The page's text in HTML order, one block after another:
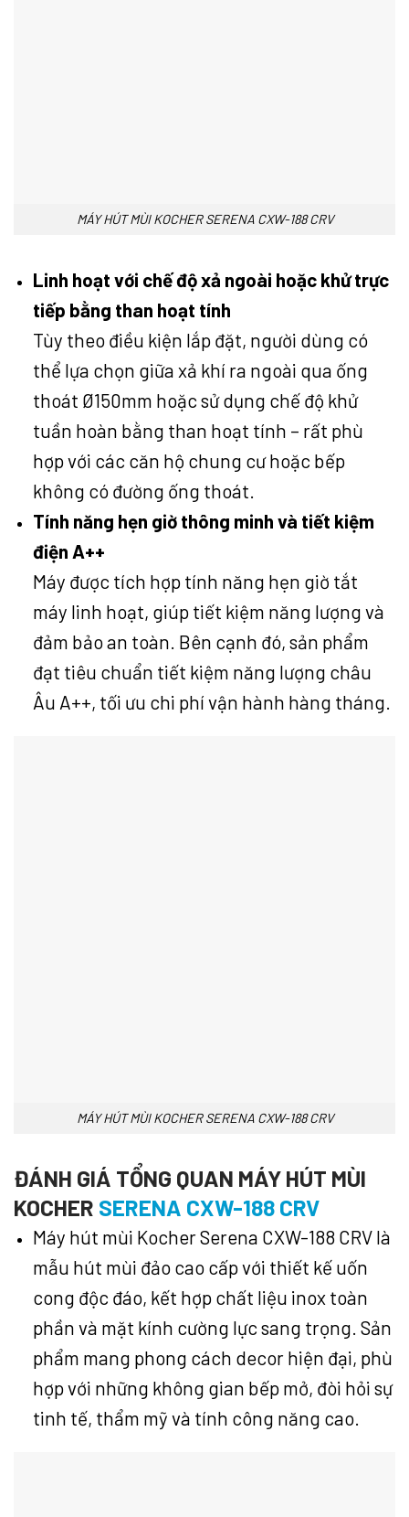
MÁY HÚT MÙI KOCHER SERENA CXW-188 CRV
Linh hoạt với chế độ xả ngoài hoặc khử trực
tiếp bằng than hoạt tính
Tùy theo điều kiện lắp đặt, người dùng có
thể lựa chọn giữa xả khí ra ngoài qua ống
thoát Ø150mm hoặc sử dụng chế độ khử
tuần hoàn bằng than hoạt tính – rất phù
hợp với các căn hộ chung cư hoặc bếp
không có đường ống thoát.
Tính năng hẹn giờ thông minh và tiết kiệm
điện A++
Máy được tích hợp tính năng hẹn giờ tắt
máy linh hoạt, giúp tiết kiệm năng lượng và
đảm bảo an toàn. Bên cạnh đó, sản phẩm
đạt tiêu chuẩn tiết kiệm năng lượng châu
Âu A++, tối ưu chi phí vận hành hàng tháng.
MÁY HÚT MÙI KOCHER SERENA CXW-188 CRV
ĐÁNH GIÁ TỔNG QUAN MÁY HÚT MÙI
KOCHER SERENA CXW-188 CRV
Máy hút mùi Kocher Serena CXW-188 CRV là
mẫu hút mùi đảo cao cấp với thiết kế uốn
cong độc đáo, kết hợp chất liệu inox toàn
phần và mặt kính cường lực sang trọng. Sản
phẩm mang phong cách decor hiện đại, phù
hợp với những không gian bếp mở, đòi hỏi sự
tinh tế, thẩm mỹ và tính công năng cao.